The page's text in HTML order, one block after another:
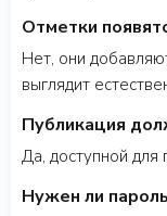
Отметки
Нет, они
выглядит
Публикация
Да, доступной для
Нужен ли